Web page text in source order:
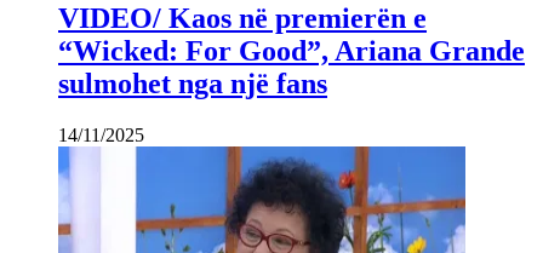
VIDEO/ Kaos në premierën e
“Wicked: For Good”, Ariana Grande
sulmohet nga një fans
14/11/2025